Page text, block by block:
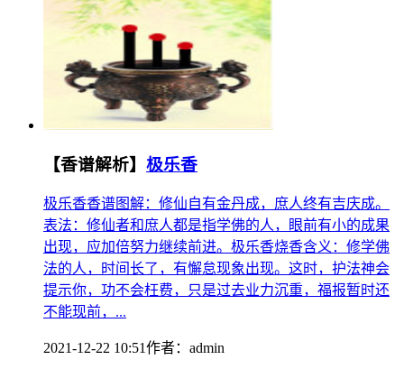
【香谱解析】 极乐香
极乐香香谱图解：修仙自有金丹成，庶人终有吉庆成。
表法：修仙者和庶人都是指学佛的人，眼前有小的成果
出现，应加倍努力继续前进。极乐香烧香含义：修学佛
法的人，时间长了，有懈怠现象出现。这时，护法神会
提示你，功不会枉费，只是过去业力沉重，福报暂时还
不能现前，...
2021-12-22 10:51作者： admin